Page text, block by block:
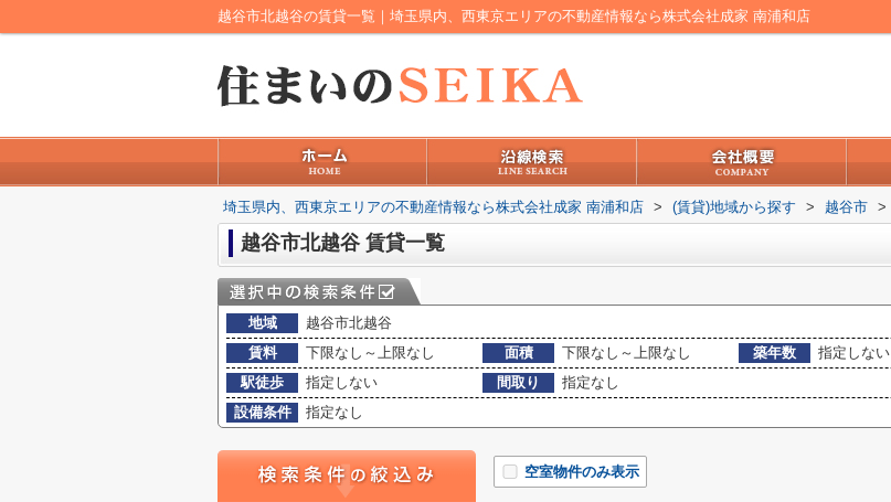
越谷市北越谷の賃貸一覧｜埼玉県内、西東京エリアの不動産情報なら株式会社成家 南浦和店
埼玉県内、西東京エリアの不動産情報なら株式会社成家 南浦和店 > (賃貸)地域から探す > 越谷市 >
越谷市北越谷 賃貸一覧
地域
越谷市北越谷
賃料
下限なし～上限なし 面積 下限なし～上限なし 築年数
指定しない
駅徒歩
指定しない 間取り
指定なし
設備条件
指定なし
空室物件のみ表示